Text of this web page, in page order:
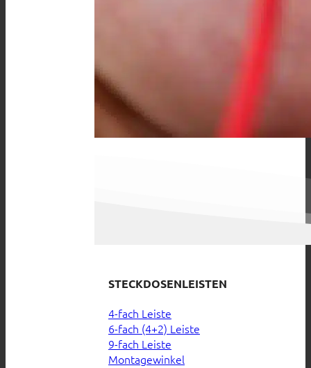
STECKDOSENLEISTEN
4-fach Leiste
6-fach (4+2) Leiste
9-fach Leiste
Montagewinkel